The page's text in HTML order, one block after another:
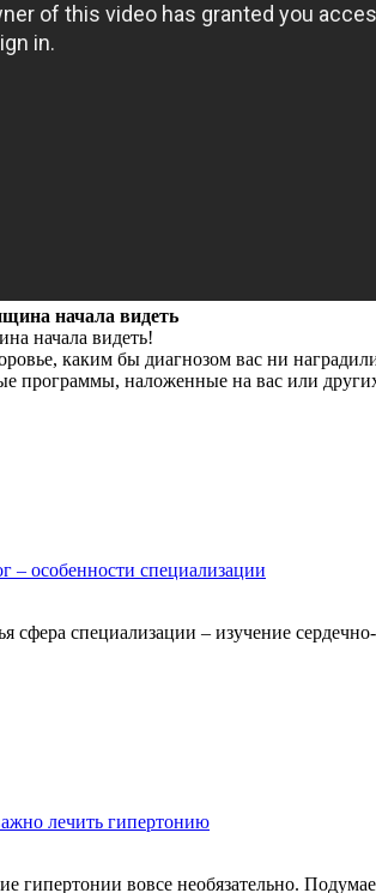
начала видеть
начала видеть!
каким бы диагнозом вас ни
программы, наложенные на вас или
– особенности специализации
сфера специализации – изучение
лечить гипертонию
гипертонии вовсе необязательно.